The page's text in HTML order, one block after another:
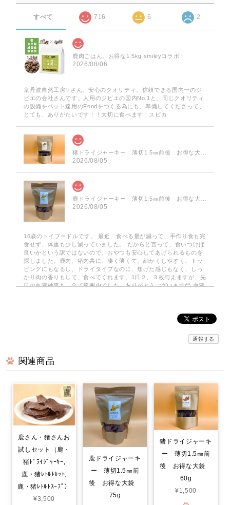
すべて 716 6 2
鹿肉ごはん。お得な1.5kg smileyコラボ！
2026/08/06
京丹波自然工房✨️さん。安心のクオリティ。信頼できる国内一のジ
ビエの会社さんです。人用のジビエの国内No.1と、同じクオリティ
の設備をペット達用のFoodをつくる為にも、準備してくださって、
とても、ありがたいです！！大切に食べます！スピカ
2026/08/05
2026/08/05
16歳のトイプードルです。 最近、食べる量が減って、手作り食も完
食せず、体重も少し減っていました。 だからと言って、食いつけば
良いかという訳ではないので、おやつも安心してあげられるものを
探しました。鹿肉、猪肉共に、凄く薄くて、細かくしやすく、トッ
ピングにもなるし、ドライタイプなのに、焦げた感じもなく、しっ
かり肉の香りもして、食べてくれます。1日２、３枚与えますが、先
日の血液検査も、全て範囲内でした。ありがとうございます😊 血液
今回は鹿のドライジャーキーに…。家は愛犬2匹なので、早速届いて
分かるのか？凄く喜んでいます。封をあけると！喜びをか消せない
のか！大喜びで！ 飼い主も嬉しくなる次第です。いろんなジャー
キーをあげて来ましたが！格別に喜び方が違います。○ レッスン
やご飯の前のおやつで あげてますが！まだまだ気になる品物が沢
山有るので！また購入させて頂きます…。笑
鹿肉ごはん。お得な1.5kg smileyコラボ！
2026/07/30
通報する
関連商品
鹿さん・猪さんお
試しセット（鹿・
猪ﾄﾞﾗｲｼﾞｬｰｷｰ,
鹿・猪ﾚﾄﾙﾄｶｯﾄ,
鹿・猪ﾚﾄﾙﾄｽｰﾌﾟ）
¥3,500
鹿ドライジャーキ
ー 薄切1.5㎜前
後 お得な大袋
75g
猪ドライジャーキ
ー 薄切1.5㎜前
後 お得な大袋
60g
¥1,500